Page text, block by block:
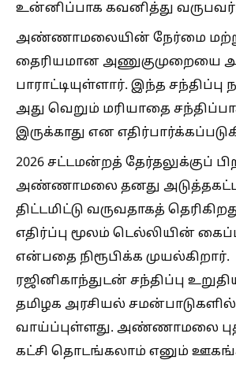
உன்னிப்பாக கவனித்து
அண்ணாமலையின் நேர்மை
தைரியமான அணுகுமுறையை
பாராட்டியுள்ளார். இந்த
அது வெறும் மரியாதை
இருக்காது என
2026 சட்டமன்றத் தேர்தலுக்குப்
அண்ணாமலை தனது அடுத்தகட்ட
திட்டமிட்டு வருவதாகத்
எதிர்ப்பு மூலம் டெல்லியின்
என்பதை நிரூபிக்க முயல்கிறார்.
ரஜினிகாந்துடன் சந்திப்பு
தமிழக அரசியல்
வாய்ப்புள்ளது. அண்ணாமலை
கட்சி தொடங்கலாம் எனும்